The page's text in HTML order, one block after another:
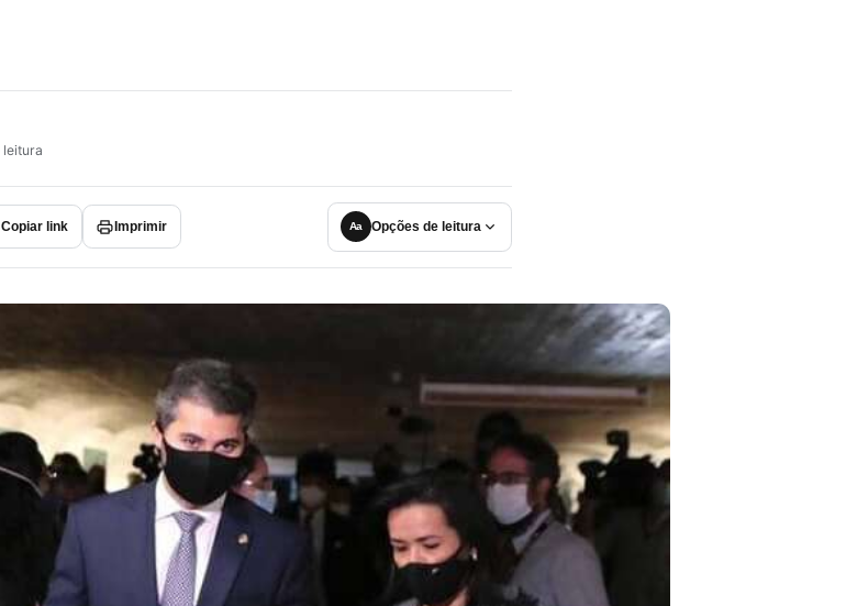
leitura
Copiar link Imprimir Aa Opções de leitura